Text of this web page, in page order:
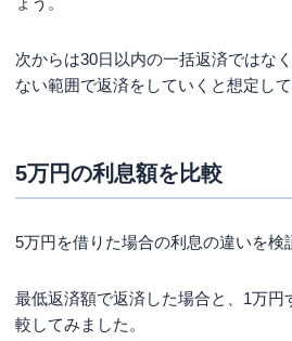
次からは30日以内の一括返済ではな
ない範囲で返済をしていくと想定し
5万円の利息額を比較
5万円を借りた場合の利息の違いを検
最低返済額で返済した場合と、1万円
較してみました。